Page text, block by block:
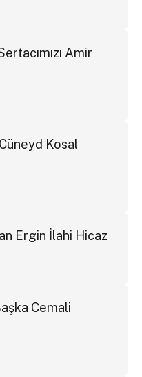
Amir
Kosal
Ergin İlahi Hicaz
Cemali